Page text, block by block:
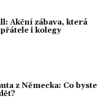
Akční zábava, která
i kolegy
z Německa: Co byste